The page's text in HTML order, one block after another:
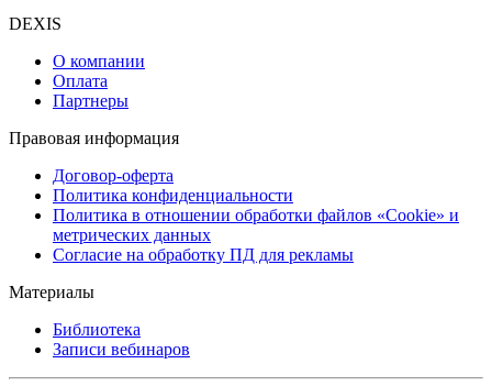
DEXIS
О компании
Оплата
Партнеры
Правовая информация
Договор-оферта
Политика конфиденциальности
Политика в отношении обработки файлов «Cookie» и
метрических данных
Согласие на обработку ПД для рекламы
Материалы
Библиотека
Записи вебинаров